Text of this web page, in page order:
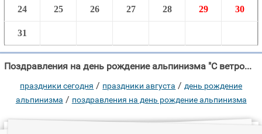
24 25 26 27 28 29 30
31
Поздравления на день рождение альпинизма "С ветром наравне, с небом ясным Ты, друг, мечтаешь побывать!"
праздники сегодня / праздники августа /день рождение
альпинизма / поздравления на день рождение альпинизма